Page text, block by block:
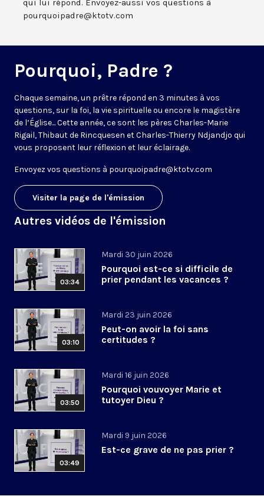
qui lui répond. Envoyez-aussi vos questions à
pourquoipadre@ktotv.com
Pourquoi, Padre ?
Chaque semaine, un prêtre répond en 3 minutes à vos
questions, sur la foi, la vie spirituelle ou encore le magistère
de l’Église... Cette année, ce sont les pères Charles-Marie
Rigail, Thibaut de Rincquesen et Charles-Thierry Ndjandjo qui
vous proposent leur réflexion et leur éclairage.
Envoyez vos questions à pourquoipadre@ktotv.com
Visiter la page de l'émission
Autres vidéos de l'émission
03:34
Mardi 30 juin 2026
Pourquoi est-ce si difficile de
prier pendant les vacances ?
03:10
Mardi 23 juin 2026
Peut-on avoir la foi sans
certitudes ?
03:50
Mardi 16 juin 2026
Pourquoi vouvoyer Marie et
tutoyer Dieu ?
03:49
Mardi 9 juin 2026
Est-ce grave de ne pas prier ?